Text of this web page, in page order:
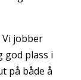
Vi jobber
god plass i
på både å